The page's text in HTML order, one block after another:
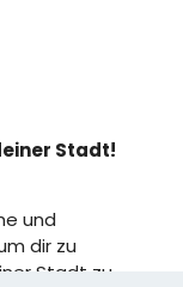
Stadt!
und
dir zu
Stadt zu